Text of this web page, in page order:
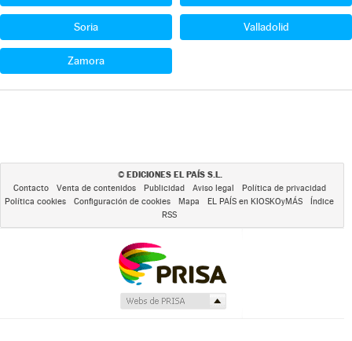
Soria Valladolid
Zamora
© EDICIONES EL PAÍS S.L.
Contacto Venta de contenidos Publicidad Aviso legal
Política de privacidad
Política cookies
Configuración de cookies Mapa EL PAÍS en KIOSKOyMÁS
Índice
RSS